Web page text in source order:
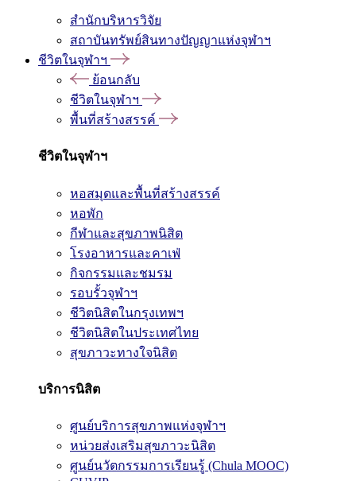
สำนักบริหารวิจัย
สถาบันทรัพย์สินทางปัญญาแห่งจุฬาฯ
ชีวิตในจุฬาฯ
ย้อนกลับ
ชีวิตในจุฬาฯ
พื้นที่สร้างสรรค์
ชีวิตในจุฬาฯ
หอสมุดและพื้นที่สร้างสรรค์
หอพัก
กีฬาและสุขภาพนิสิต
โรงอาหารและคาเฟ่
กิจกรรมและชมรม
รอบรั้วจุฬาฯ
ชีวิตนิสิตในกรุงเทพฯ
ชีวิตนิสิตในประเทศไทย
สุขภาวะทางใจนิสิต
บริการนิสิต
ศูนย์บริการสุขภาพแห่งจุฬาฯ
หน่วยส่งเสริมสุขภาวะนิสิต
ศูนย์นวัตกรรมการเรียนรู้ (Chula MOOC)